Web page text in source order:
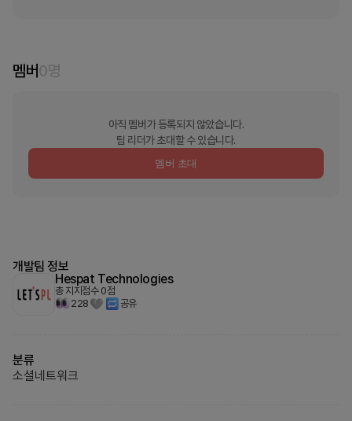
멤버0명
아직 멤버가 등록되지 않았습니다.
팀 리더가 초대할 수 있습니다.
멤버 초대
개발팀 정보
Hespat Technologies
총 지지점수 0점
228
공유
분류
소셜네트워크